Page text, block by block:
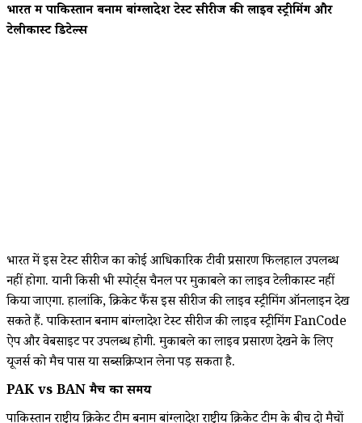
भारत में पाकिस्तान बनाम बांग्लादेश टेस्ट सीरीज की लाइव स्ट्रीमिंग और
टेलीकास्ट डिटेल्स
भारत में इस टेस्ट सीरीज का कोई आधिकारिक टीवी प्रसारण फिलहाल उपलब्ध
नहीं होगा. यानी किसी भी स्पोर्ट्स चैनल पर मुकाबले का लाइव टेलीकास्ट नहीं
किया जाएगा. हालांकि, क्रिकेट फैंस इस सीरीज की लाइव स्ट्रीमिंग ऑनलाइन देख
सकते हैं. पाकिस्तान बनाम बांग्लादेश टेस्ट सीरीज की लाइव स्ट्रीमिंग FanCode
ऐप और वेबसाइट पर उपलब्ध होगी. मुकाबले का लाइव प्रसारण देखने के लिए
यूजर्स को मैच पास या सब्सक्रिप्शन लेना पड़ सकता है.
PAK vs BAN मैच का समय